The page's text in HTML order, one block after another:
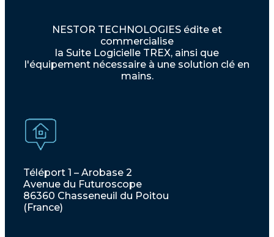
NESTOR TECHNOLOGIES édite et
commercialise
la Suite Logicielle TREX, ainsi que
l'équipement nécessaire à une solution clé en
mains.
Téléport 1 – Arobase 2
Avenue du Futuroscope
86360 Chasseneuil du Poitou
(France)